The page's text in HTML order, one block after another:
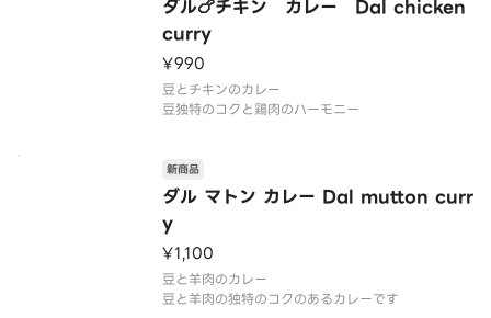
ダル🍗チキン カレー Dal chicken
curry
¥990
豆とチキンのカレー
豆独特のコクと鶏肉のハーモニー
ダル マトン カレー Dal mutton curr
y
新商品
¥1,100
豆と羊肉のカレー
豆と羊肉の独特のコクのあるカレーです